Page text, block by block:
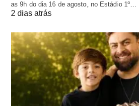
as 9h do dia 16 de agosto, no Estádio 1º…
2 dias atrás